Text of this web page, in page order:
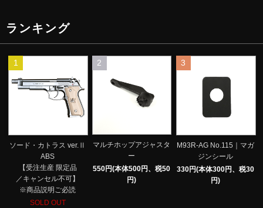
ランキング
1
ソード・カトラス ver.Ⅱ
ABS
【受注生産 限定品
／キャンセル不可】
※商品説明ご必読
SOLD OUT
2
マルチホップアジャスタ
ー
550円(本体500円、税50
円)
3
M93R-AG No.115｜マガ
ジンシール
330円(本体300円、税30
円)